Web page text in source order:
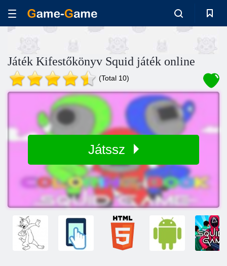
Játék Kifestőkönyv Squid játék online
(Total 10)
Játssz